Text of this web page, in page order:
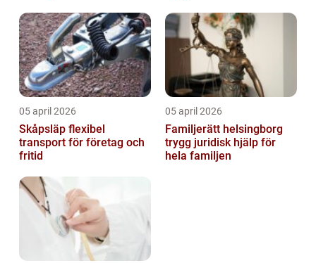
05 april 2026
Skåpsläp flexibel
transport för företag och
fritid
05 april 2026
Familjerätt helsingborg
trygg juridisk hjälp för
hela familjen